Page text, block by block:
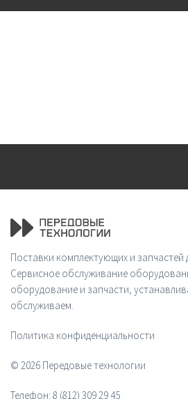
Поставки комплектующих и запчастей
Сервисное обслуживание
оборудование и запчасти,
обслуживаем.
Политика конфиденциальности
© 2026 Передовые технологии
Телефон: 8 (812) 309 29 45